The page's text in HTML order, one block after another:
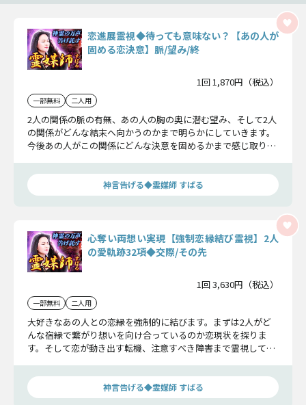
恋進展霊視◆待っても意味ない？【あの人が
固める恋決意】脈/望み/終
1回 1,870円（税込）
一部無料 二人用
2人の関係の脈の有無、あの人の胸の奥に潜む望み、そして2人
の関係がどんな結末へ向かうのかまで明らかにしていきます。
今後あの人がこの関係にどんな決意を固めるかまで感じ取り、
神言告げる◆霊媒師 すばる
心奪い両想い実現【強制恋縁結び霊視】2人
の愛軌跡32項◆交際/その先
1回 3,630円（税込）
一部無料 二人用
大好きなあの人との恋縁を強制的に結びます。まずは2人がど
んな宿縁で繋がり想いを向け合っているのか恋現状を探りま
す。そして恋が動き出す転機、注意すべき障害まで霊視して、
神言告げる◆霊媒師 すばる